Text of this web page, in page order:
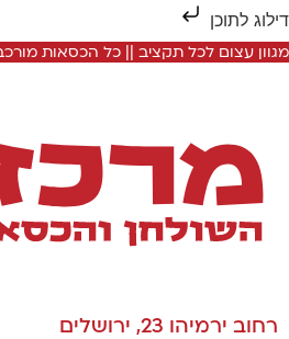
דילוג לתוכן
מגוון עצום לכל תקציב || כל הכסאות
רחוב ירמיהו 23, ירושלים